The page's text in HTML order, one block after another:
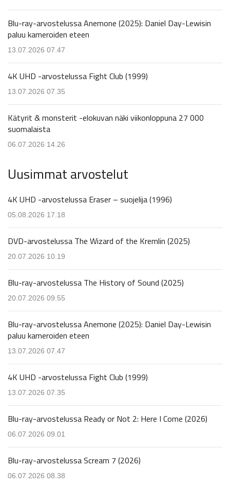
Blu-ray-arvostelussa Anemone (2025): Daniel Day-Lewisin
paluu kameroiden eteen
13.07.2026 07.47
4K UHD -arvostelussa Fight Club (1999)
13.07.2026 07.35
Kätyrit & monsterit -elokuvan näki viikonloppuna 27 000
suomalaista
06.07.2026 14.26
Uusimmat arvostelut
4K UHD -arvostelussa Eraser – suojelija (1996)
05.08.2026 17.18
DVD-arvostelussa The Wizard of the Kremlin (2025)
20.07.2026 10.19
Blu-ray-arvostelussa The History of Sound (2025)
20.07.2026 09.55
Blu-ray-arvostelussa Anemone (2025): Daniel Day-Lewisin
paluu kameroiden eteen
13.07.2026 07.47
4K UHD -arvostelussa Fight Club (1999)
13.07.2026 07.35
Blu-ray-arvostelussa Ready or Not 2: Here I Come (2026)
06.07.2026 09.01
Blu-ray-arvostelussa Scream 7 (2026)
06.07.2026 08.38